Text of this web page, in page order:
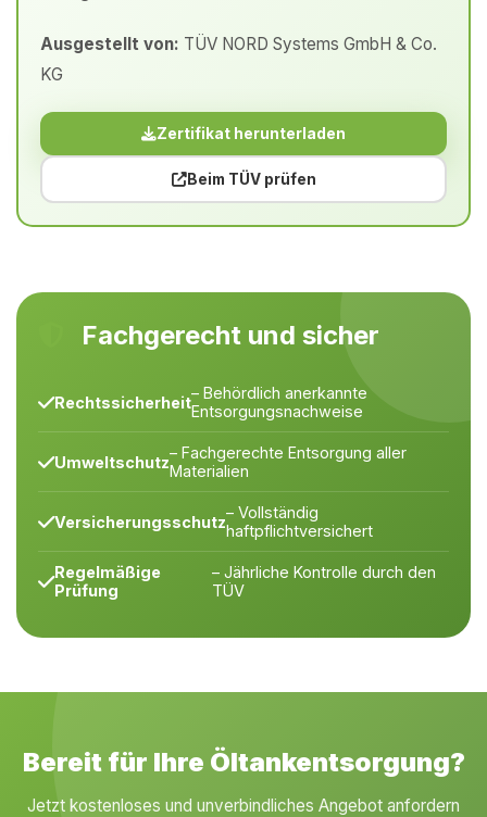
Ausgestellt von: TÜV NORD Systems GmbH & Co.
KG
Zertifikat herunterladen
Beim TÜV prüfen
Fachgerecht und sicher
Rechtssicherheit– Behördlich anerkannte
Entsorgungsnachweise
Umweltschutz– Fachgerechte Entsorgung aller
Materialien
Versicherungsschutz– Vollständig
haftpflichtversichert
Regelmäßige
Prüfung
– Jährliche Kontrolle durch den
TÜV
Bereit für Ihre Öltankentsorgung?
Jetzt kostenloses und unverbindliches Angebot anfordern